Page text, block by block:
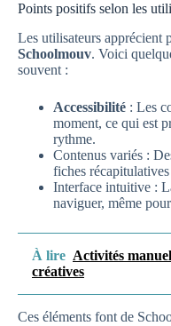
Points positifs selon les
Les utilisateurs apprécient
Schoolmouv. Voici
souvent :
Accessibilité : Les
moment, ce qui est
rythme.
Contenus variés :
fiches
Interface intuitive :
naviguer, même
À lire Activités
créatives
Ces éléments font de